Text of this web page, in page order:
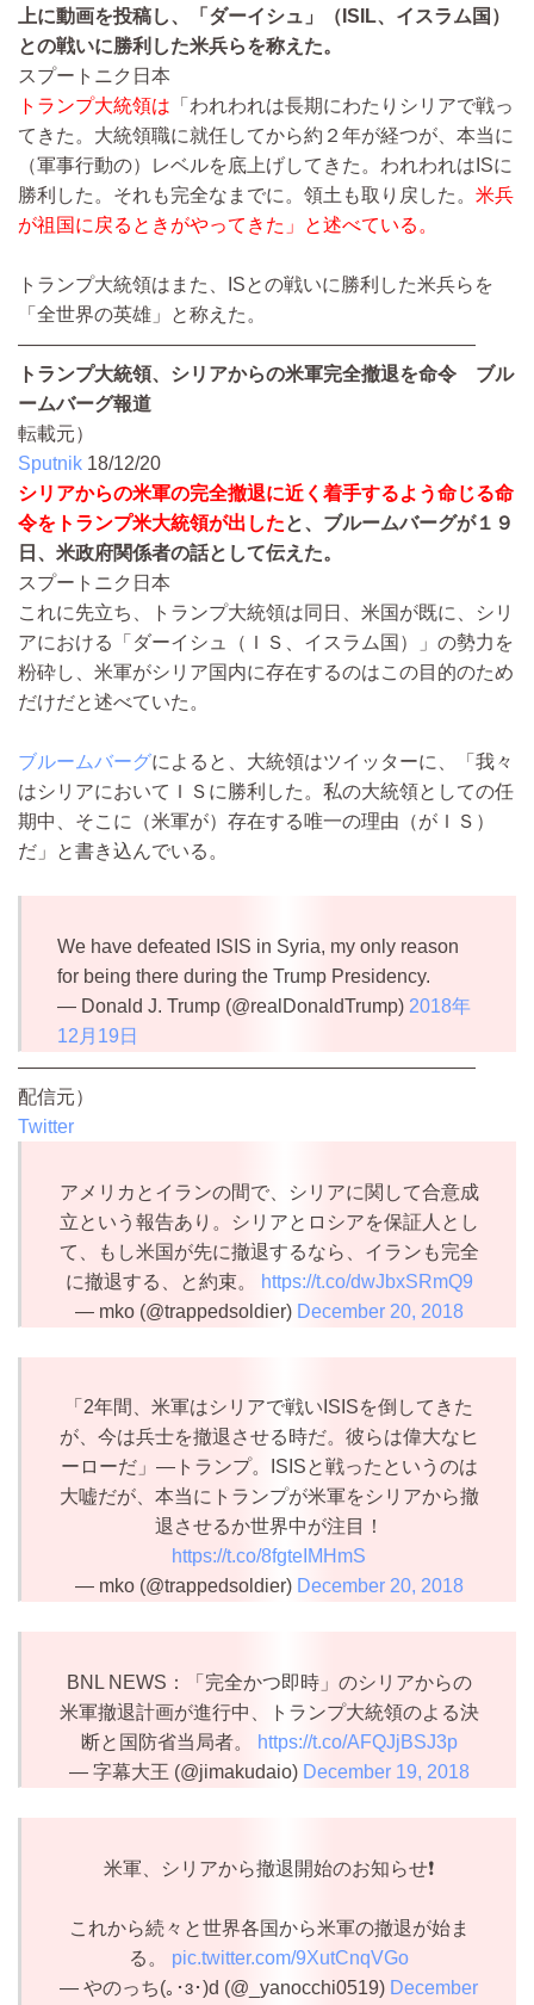
上に動画を投稿し、「ダーイシュ」（ISIL、イスラム国）
との戦いに勝利した米兵らを称えた。
スプートニク日本
トランプ大統領は 「われわれは長期にわたりシリアで戦っ
てきた。大統領職に就任してから約２年が経つが、本当に
（軍事行動の）レベルを底上げしてきた。われわれはISに
勝利した。それも完全なまでに。領土も取り戻した。 米兵
が祖国に戻るときがやってきた」と述べている。
トランプ大統領はまた、ISとの戦いに勝利した米兵らを
「全世界の英雄」と称えた。
————————————————————————
トランプ大統領、シリアからの米軍完全撤退を命令 ブル
ームバーグ報道
転載元）
Sputnik 18/12/20
シリアからの米軍の完全撤退に近く着手するよう命じる命
令をトランプ米大統領が出したと、ブルームバーグが１９
日、米政府関係者の話として伝えた。
スプートニク日本
これに先立ち、トランプ大統領は同日、米国が既に、シリ
アにおける「ダーイシュ（ＩＳ、イスラム国）」の勢力を
粉砕し、米軍がシリア国内に存在するのはこの目的のため
だけだと述べていた。
ブルームバーグによると、大統領はツイッターに、「我々
はシリアにおいてＩＳに勝利した。私の大統領としての任
期中、そこに（米軍が）存在する唯一の理由（がＩＳ）
だ」と書き込んでいる。
We have defeated ISIS in Syria, my only reason
for being there during the Trump Presidency.
— Donald J. Trump (@realDonaldTrump) 2018年
12月19日
————————————————————————
配信元）
Twitter
アメリカとイランの間で、シリアに関して合意成
立という報告あり。シリアとロシアを保証人とし
て、もし米国が先に撤退するなら、イランも完全
に撤退する、と約束。
https://t.co/dwJbxSRmQ9
— mko (@trappedsoldier) December 20, 2018
「2年間、米軍はシリアで戦いISISを倒してきた
が、今は兵士を撤退させる時だ。彼らは偉大なヒ
ーローだ」―トランプ。ISISと戦ったというのは
大嘘だが、本当にトランプが米軍をシリアから撤
退させるか世界中が注目！
https://t.co/8fgteIMHmS
— mko (@trappedsoldier) December 20, 2018
BNL NEWS：「完全かつ即時」のシリアからの
米軍撤退計画が進行中、トランプ大統領のよる決
断と国防省当局者。
https://t.co/AFQJjBSJ3p
— 字幕大王 (@jimakudaio) December 19, 2018
米軍、シリアから撤退開始のお知らせ❗️
これから続々と世界各国から米軍の撤退が始ま
る。 pic.twitter.com/9XutCnqVGo
— やのっち(｡･ɜ･)d (@_yanocchi0519) December